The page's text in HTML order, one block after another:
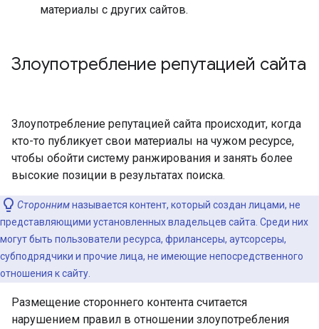
материалы с других сайтов.
Злоупотребление репутацией сайта
Злоупотребление репутацией сайта происходит, когда
кто-то публикует свои материалы на чужом ресурсе,
чтобы обойти систему ранжирования и занять более
высокие позиции в результатах поиска.
Стороннимназывается контент, который создан лицами, не
представляющими установленных владельцев сайта. Среди них
могут быть пользователи ресурса, фрилансеры, аутсорсеры,
субподрядчики и прочие лица, не имеющие непосредственного
отношения к сайту.
Размещение стороннего контента считается
нарушением правил в отношении злоупотребления